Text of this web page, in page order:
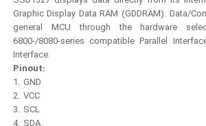
Graphic Display Data RAM (GDDRAM). Data/
general MCU through the hardware
6800-/8080-series compatible Parallel
Interface.
Pinout:
1. GND
2. VCC
3. SCL